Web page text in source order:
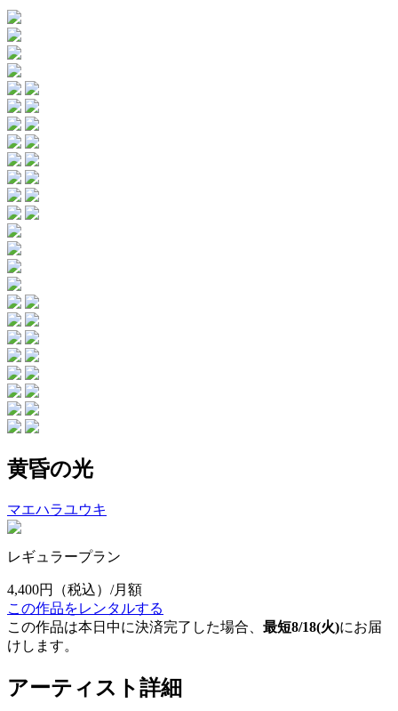
黄昏の光
マエハラユウキ
レギュラープラン
4,400円
（税込）/月額
この作品をレンタルする
この作品は本日中に決済完了した場合、 最短8/18(火)にお届
けします。
アーティスト詳細